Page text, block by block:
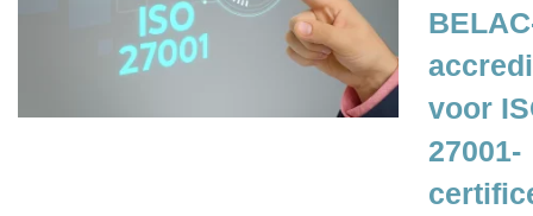
voor
27001-